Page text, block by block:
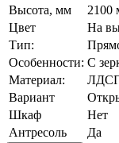
Высота, мм
2100
Цвет
На
Тип:
Особенности: С
Материал:
Вариант
Шкаф
Нет
Антресоль
Да